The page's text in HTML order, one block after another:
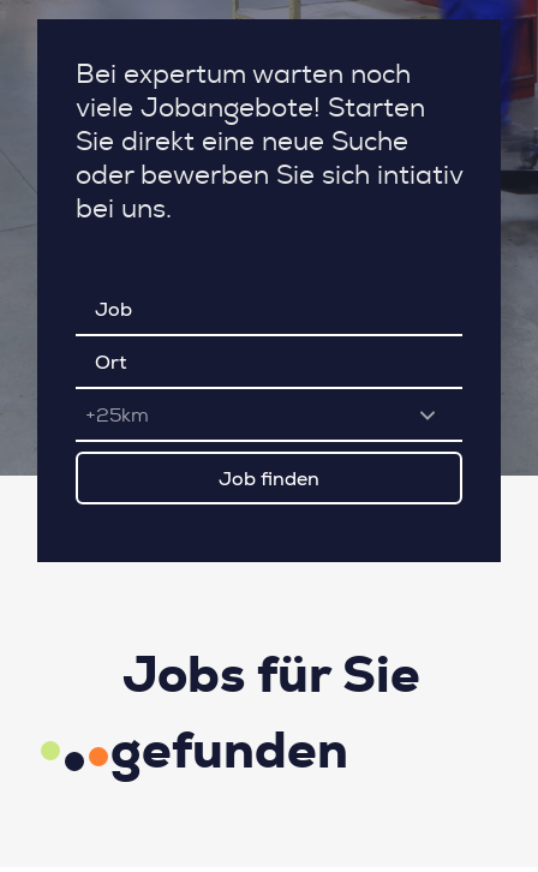
Bei expertum warten noch
viele Jobangebote! Starten
Sie direkt eine neue Suche
oder bewerben Sie sich intiativ
bei uns.
+25km